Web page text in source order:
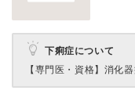
下痢症について
【専門医・資格】 消化